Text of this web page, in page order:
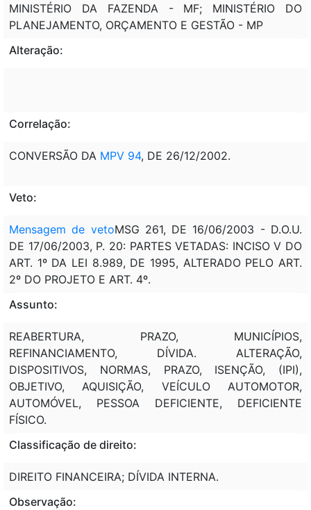
MINISTÉRIO DA FAZENDA - MF; MINISTÉRIO DO
PLANEJAMENTO, ORÇAMENTO E GESTÃO - MP
Alteração:
Correlação:
CONVERSÃO DA MPV 94, DE 26/12/2002.
Veto:
Mensagem de vetoMSG 261, DE 16/06/2003 - D.O.U.
DE 17/06/2003, P. 20: PARTES VETADAS: INCISO V DO
ART. 1º DA LEI 8.989, DE 1995, ALTERADO PELO ART.
2º DO PROJETO E ART. 4º.
Assunto:
REABERTURA, PRAZO, MUNICÍPIOS,
REFINANCIAMENTO, DÍVIDA. ALTERAÇÃO,
DISPOSITIVOS, NORMAS, PRAZO, ISENÇÃO, (IPI),
OBJETIVO, AQUISIÇÃO, VEÍCULO AUTOMOTOR,
AUTOMÓVEL, PESSOA DEFICIENTE, DEFICIENTE
FÍSICO.
Classificação de direito:
DIREITO FINANCEIRA; DÍVIDA INTERNA.
Observação: